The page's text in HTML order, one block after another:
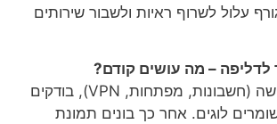
עלול לשרוף ראיות ולשבור שירותים
– מה עושים קודם?
ת: מצמצמים גישה (חשבונות, מפתחות, VPN), בודקים
לוגים. אחר כך בונים תמונת